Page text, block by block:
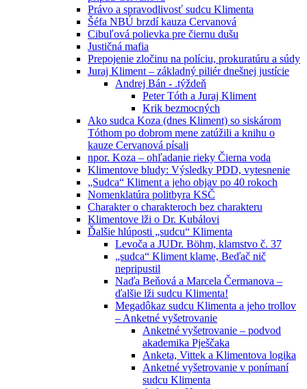
Právo a spravodlivosť sudcu Klimenta
Šéfa NBÚ brzdí kauza Cervanová
Cibuľová polievka pre čiernu dušu
Justičná mafia
Prepojenie zločinu na políciu, prokuratúru a súdy
Juraj Kliment – základný piliér dnešnej justície
Andrej Bán - .týždeň
Peter Tóth a Juraj Kliment
Krik bezmocných
Ako sudca Koza (dnes Kliment) so siskárom
Tóthom po dobrom mene zatúžili a knihu o
kauze Cervanová písali
npor. Koza – ohľadanie rieky Čierna voda
Klimentove bludy: Výsledky PDD, vytesnenie
„Sudca“ Kliment a jeho objav po 40 rokoch
Nomenklatúra politbyra KSČ
Charakter o charakteroch bez charakteru
Klimentove lži o Dr. Kubálovi
Ďalšie hlúposti „sudcu“ Klimenta
Levoča a JUDr. Böhm, klamstvo č. 37
„sudca“ Kliment klame, Beďač nič
nepripustil
Naďa Beňová a Marcela Čermanova –
ďalšie lži sudcu Klimenta!
Megadôkaz sudcu Klimenta a jeho trollov
– Anketné vyšetrovanie
Anketné vyšetrovanie – podvod
akademika Pješčaka
Anketa, Vittek a Klimentova logika
Anketné vyšetrovanie v ponímaní
sudcu Klimenta